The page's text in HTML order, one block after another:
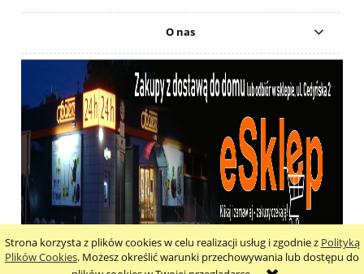
Strona korzysta z plików cookies w celu realizacji usług i zgodnie z Polityką
Plików Cookies. Możesz określić warunki przechowywania lub dostępu do
O nas
pokaż pełną wersję strony